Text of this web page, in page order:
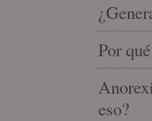
Por
eso?